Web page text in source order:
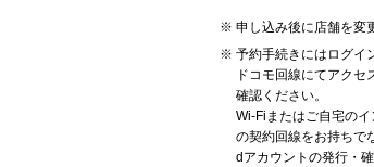
申し込み後に店舗を変
予約手続きにはログイ
ドコモ回線にてアク
確認ください。
Wi-Fiまたはご自宅の
の契約回線をお持ちで
dアカウントの発行・確